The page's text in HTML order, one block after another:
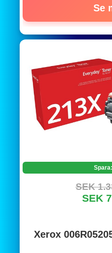
Se
SEK
SEK
Xerox